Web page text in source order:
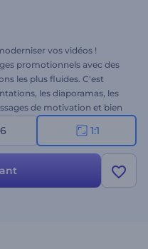
vos vidéos !
promotionnels avec des
les plus fluides. C'est
les diaporamas, les
de motivation et bien
voix avec notre Pack de
!
1:1